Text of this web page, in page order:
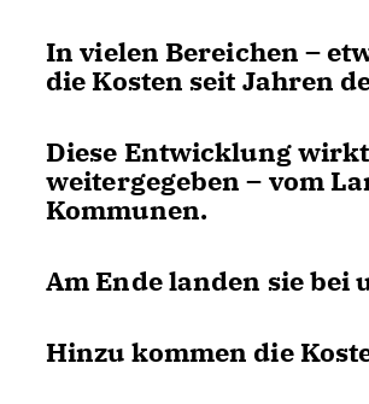
In vielen Bereichen –
die Kosten seit Jahren
Diese Entwicklung
weitergegeben – vom
Kommunen.
Am Ende landen sie bei
Hinzu kommen die